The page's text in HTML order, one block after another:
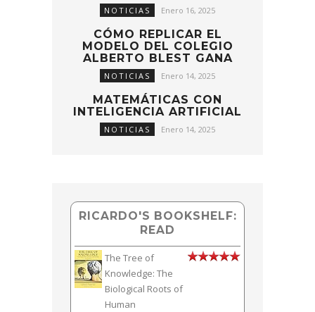
NOTICIAS Enero 16, 2025
CÓMO REPLICAR EL
MODELO DEL COLEGIO
ALBERTO BLEST GANA
NOTICIAS Enero 14, 2025
MATEMÁTICAS CON
INTELIGENCIA ARTIFICIAL
NOTICIAS Enero 14, 2025
RICARDO'S BOOKSHELF:
READ
The Tree of
Knowledge: The
Biological Roots of
Human